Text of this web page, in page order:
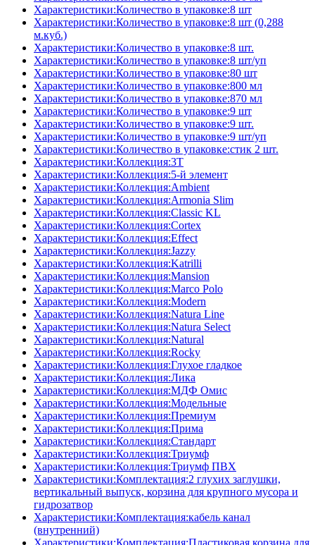
Характеристики:Количество в упаковке:8 шт
Характеристики:Количество в упаковке:8 шт (0,288
м.куб.)
Характеристики:Количество в упаковке:8 шт.
Характеристики:Количество в упаковке:8 шт/уп
Характеристики:Количество в упаковке:80 шт
Характеристики:Количество в упаковке:800 мл
Характеристики:Количество в упаковке:870 мл
Характеристики:Количество в упаковке:9 шт
Характеристики:Количество в упаковке:9 шт.
Характеристики:Количество в упаковке:9 шт/уп
Характеристики:Количество в упаковке:стик 2 шт.
Характеристики:Коллекция:3T
Характеристики:Коллекция:5-й элемент
Характеристики:Коллекция:Ambient
Характеристики:Коллекция:Armonia Slim
Характеристики:Коллекция:Classic KL
Характеристики:Коллекция:Cortex
Характеристики:Коллекция:Effect
Характеристики:Коллекция:Jazzy
Характеристики:Коллекция:Katrilli
Характеристики:Коллекция:Mansion
Характеристики:Коллекция:Marco Polo
Характеристики:Коллекция:Modern
Характеристики:Коллекция:Natura Line
Характеристики:Коллекция:Natura Select
Характеристики:Коллекция:Natural
Характеристики:Коллекция:Rocky
Характеристики:Коллекция:Глухое гладкое
Характеристики:Коллекция:Лика
Характеристики:Коллекция:МДФ Омис
Характеристики:Коллекция:Модельные
Характеристики:Коллекция:Премиум
Характеристики:Коллекция:Прима
Характеристики:Коллекция:Стандарт
Характеристики:Коллекция:Триумф
Характеристики:Коллекция:Триумф ПВХ
Характеристики:Комплектация:2 глухих заглушки,
вертикальный выпуск, корзина для крупного мусора и
гидрозатвор
Характеристики:Комплектация:кабель канал
(внутренний)
Характеристики:Комплектация:Пластиковая корзина для